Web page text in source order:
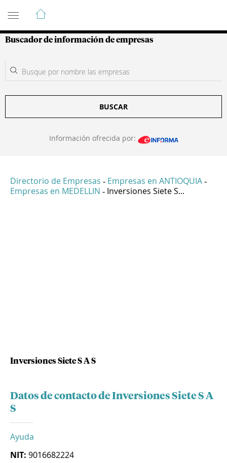
Guía de Empresas Colombianas
Buscador de información de empresas
BUSCAR
Información ofrecida por:
Directorio de Empresas - Empresas en ANTIOQUIA -
Empresas en MEDELLIN - Inversiones Siete S...
Inversiones Siete S A S
Datos de contacto de Inversiones Siete S A
S
Ayuda
NIT: 9016682224